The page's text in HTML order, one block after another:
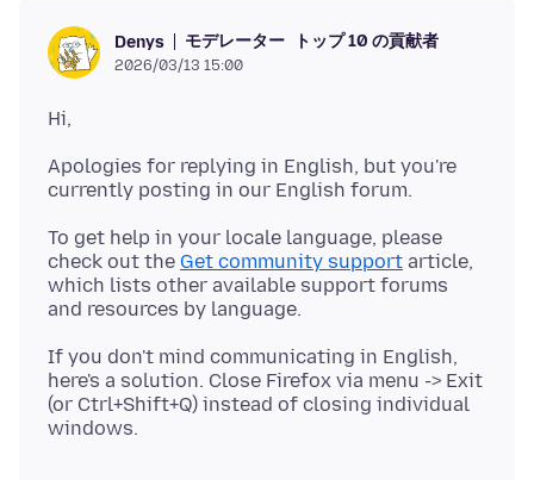
Denys モデレーター トップ 10 の貢献者
2026/03/13 15:00
Apologies for replying in English, but you're
To get help in your locale language, please
check out the Get community support article,
which lists other available support forums
If you don't mind communicating in English,
here's a solution. Close Firefox via menu -> Exit
(or Ctrl+Shift+Q) instead of closing individual